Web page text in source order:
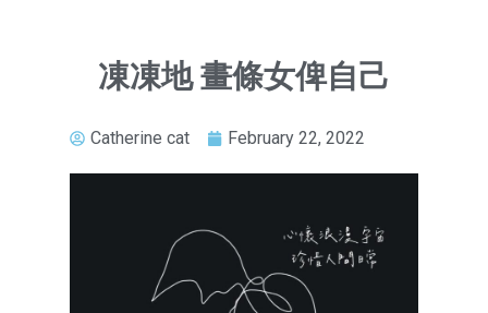
凍凍地 畫條女俾自己
Catherine cat February 22, 2022